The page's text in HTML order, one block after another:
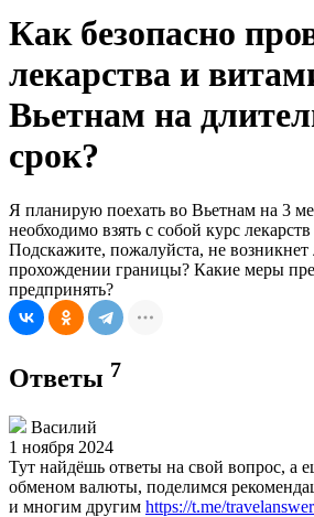
Как безопасно
лекарства и
Вьетнам на
срок?
Я планирую поехать во Вьетнам на 3
необходимо взять с собой курс
Подскажите, пожалуйста, не
прохождении границы? Какие меры
предпринять?
Ответы 7
Василий
1 ноября 2024
Тут найдёшь ответы на свой вопрос, а
обменом валюты, поделимся
и многим другим https://t.me/